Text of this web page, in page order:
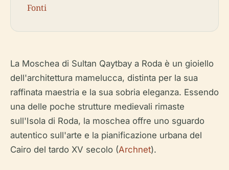
Fonti
La Moschea di Sultan Qaytbay a Roda è un gioiello
dell'architettura mamelucca, distinta per la sua
raffinata maestria e la sua sobria eleganza. Essendo
una delle poche strutture medievali rimaste
sull'Isola di Roda, la moschea offre uno sguardo
autentico sull'arte e la pianificazione urbana del
Cairo del tardo XV secolo (Archnet).